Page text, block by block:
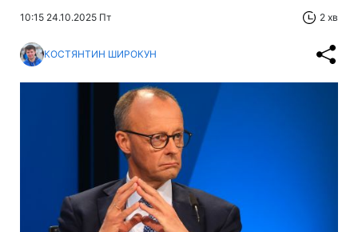
10:15 24.10.2025 Пт 2 хв
КОСТЯНТИН ШИРОКУН